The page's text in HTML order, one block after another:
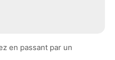
en passant par un